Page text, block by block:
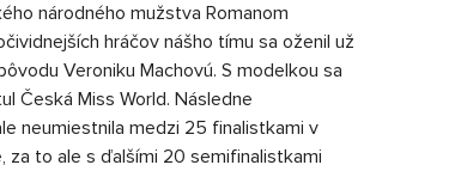
národného mužstva Romanom
hráčov nášho tímu sa oženil už
Veroniku Machovú. S modelkou sa
Česká Miss World. Následne
neumiestnila medzi 25 finalistkami v
za to ale s ďalšími 20 semifinalistkami